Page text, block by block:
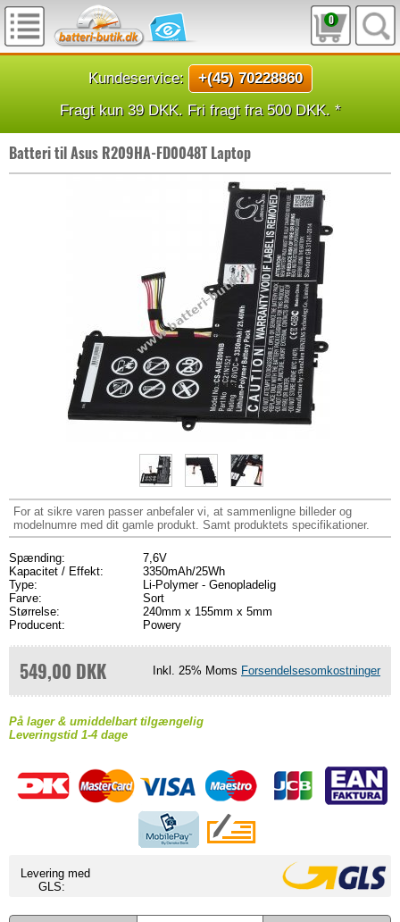
0
Kundeservice:
+(45) 70228860
Fragt kun 39 DKK. Fri fragt fra 500 DKK. *
Batteri til Asus R209HA-FD0048T Laptop
For at sikre varen passer anbefaler vi, at sammenligne billeder og
modelnumre med dit gamle produkt. Samt produktets specifikationer.
Spænding:
7,6V
Kapacitet / Effekt:
3350mAh/25Wh
Type:
Li-Polymer - Genopladelig
Farve:
Sort
Størrelse:
240mm x 155mm x 5mm
Producent:
Powery
549,00 DKK Inkl. 25% Moms Forsendelsesomkostninger
På lager & umiddelbart tilgængelig
Leveringstid 1-4 dage
Levering med
GLS: